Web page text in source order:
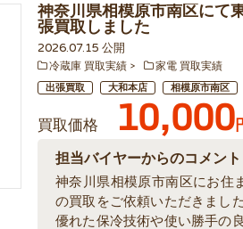
神奈川県相模原市南区にて
張買取しました
2026.07.15 公開
冷蔵庫 買取実績 家電 買取実績
出張買取 大和本店 相模原市南区
買取価格 10,000
担当バイヤーからのコメント
神奈川県相模原市南区にお住
の買取をご依頼いただきまし
優れた保冷技術や使い勝手の